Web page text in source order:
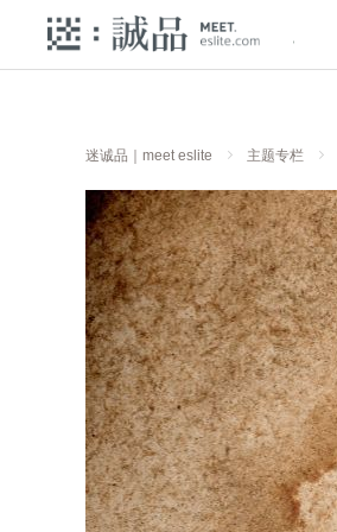
迷诚品｜meet eslite 主题专栏